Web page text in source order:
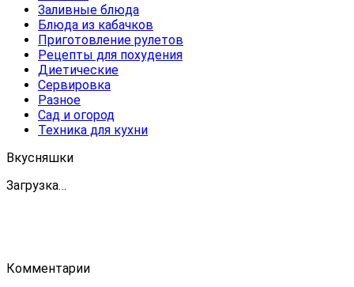
Заливные блюда
Блюда из кабачков
Приготовление рулетов
Рецепты для похудения
Диетические
Сервировка
Разное
Сад и огород
Техника для кухни
Вкусняшки
Загрузка…
Комментарии